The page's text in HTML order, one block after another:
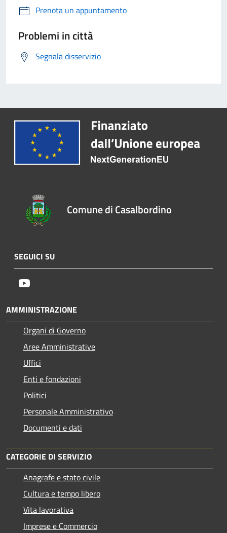
Prenota un appuntamento
Problemi in città
Segnala disservizio
Comune di Casalbordino
SEGUICI SU
AMMINISTRAZIONE
Organi di Governo
Aree Amministrative
Uffici
Enti e fondazioni
Politici
Personale Amministrativo
Documenti e dati
CATEGORIE DI SERVIZIO
Anagrafe e stato civile
Cultura e tempo libero
Vita lavorativa
Imprese e Commercio